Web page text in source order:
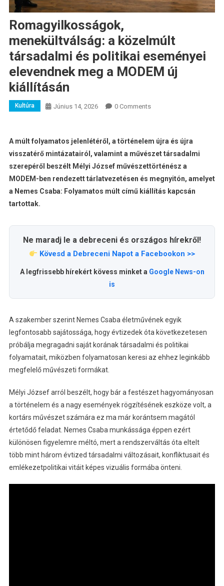
Romagyilkosságok,
menekültválság: a közelmúlt
társadalmi és politikai eseményei
elevendnek meg a MODEM új
kiállításán
Kultúra Június 14, 2026 0 Comments
A múlt folyamatos jelenlétéről, a történelem újra és újra
visszatérő mintázatairól, valamint a művészet társadalmi
szerepéről beszélt Mélyi József művészettörténész a
MODEM-ben rendezett tárlatvezetésen és megnyitón, amelyet
a Nemes Csaba: Folyamatos múlt című kiállítás kapcsán
tartottak.
Ne maradj le a debreceni és országos hírekről!
Kövesd a Debreceni Napot a Facebookon >>
A legfrissebb hírekért kövess minket a Google News-on
is
A szakember szerint Nemes Csaba életművének egyik
legfontosabb sajátossága, hogy évtizedek óta következetesen
próbálja megragadni saját korának társadalmi és politikai
folyamatait, miközben folyamatosan keresi az ehhez leginkább
megfelelő művészeti formákat.
Mélyi József arról beszélt, hogy bár a festészet hagyományosan
a történelem és a nagy események rögzítésének eszköze volt, a
kortárs művészet számára ez ma már korántsem magától
értetődő feladat. Nemes Csaba munkássága éppen ezért
különösen figyelemre méltó, mert a rendszerváltás óta eltelt
több mint három évtized társadalmi változásait, konfliktusait és
emlékezetpolitikai vitáit képes vizuális formába önteni.